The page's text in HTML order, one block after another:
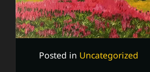
Posted in Uncategorized